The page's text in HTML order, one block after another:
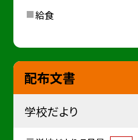
給食
配布文書
学校だより